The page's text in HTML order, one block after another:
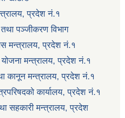
प्रदेश नं.१
तथा पञ्जीकरण विभाग
मन्त्रालय, प्रदेश नं.१
योजना मन्त्रालय, प्रदेश नं.१
कानून मन्त्रालय, प्रदेश नं.१
कार्यालय, प्रदेश नं.१
सहकारी मन्त्रालय, प्रदेश